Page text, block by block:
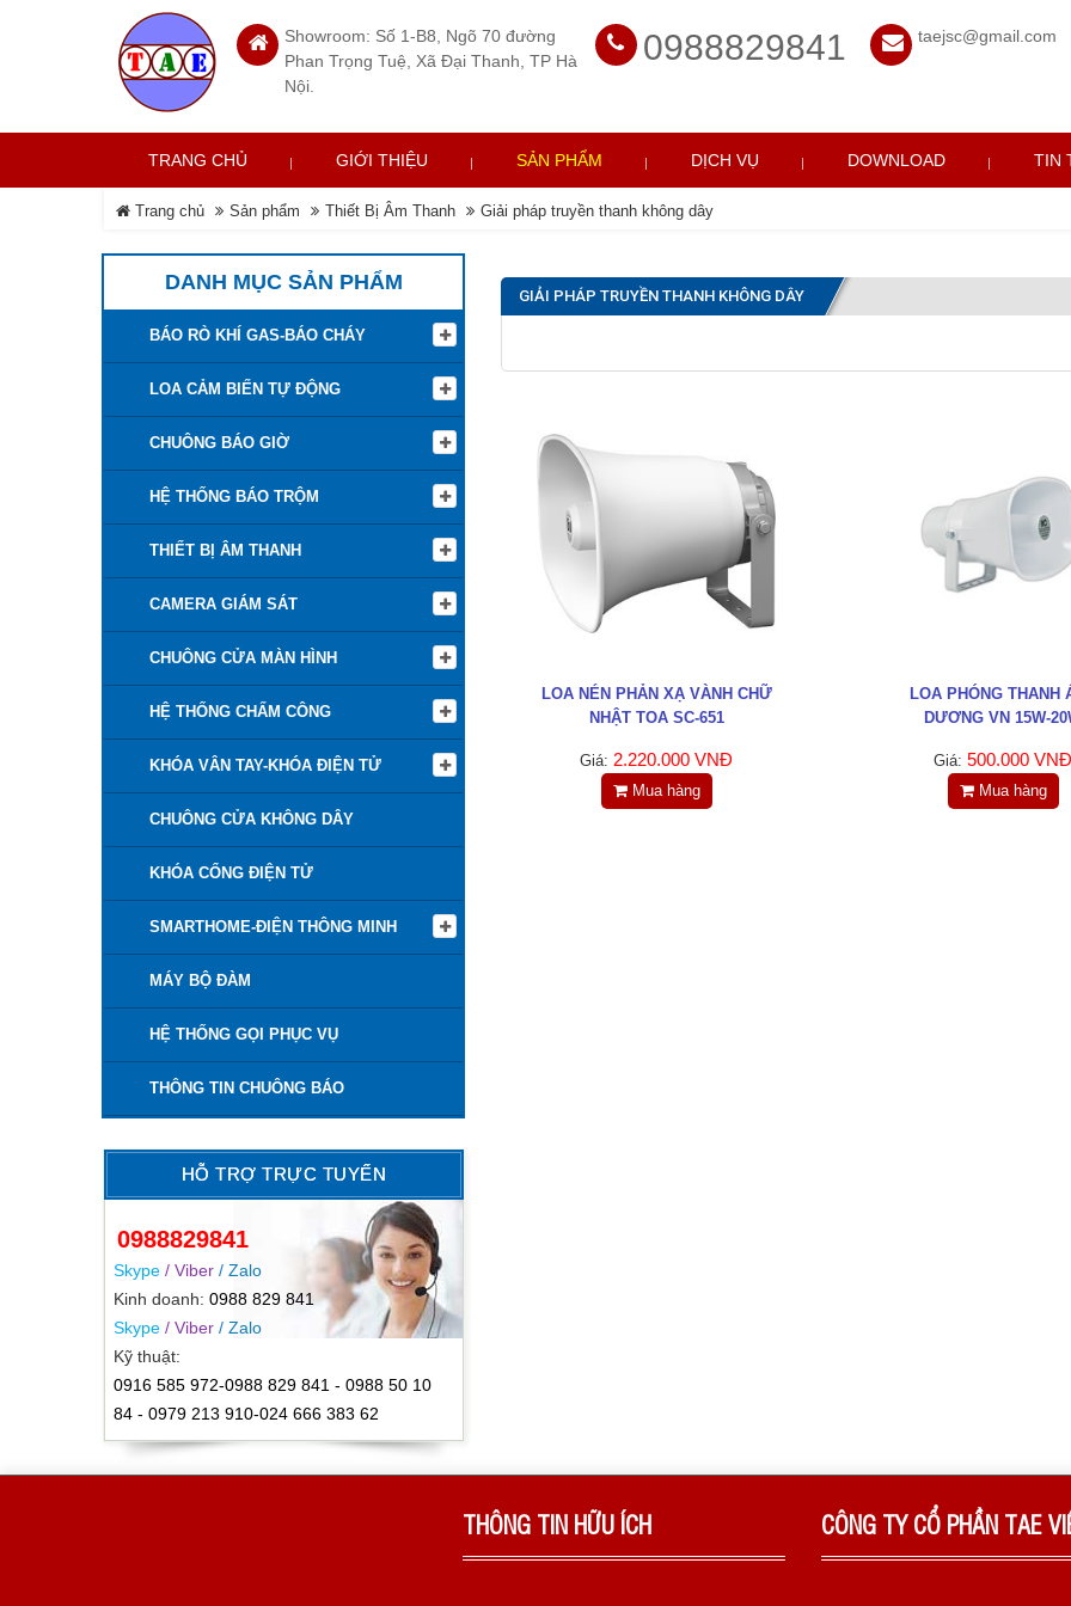
Showroom: Số 1-B8, Ngõ 70 đường
Phan Trọng Tuệ, Xã Đại Thanh, TP Hà
Nội.
0988829841 taejsc@gmail.com
TRANG CHỦ GIỚI THIỆU SẢN PHẨM DỊCH VỤ DOWNLOAD TIN
Trang chủ Sản phẩm Thiết Bị Âm Thanh Giải pháp truyền thanh không dây
DANH MỤC SẢN PHẨM
BÁO RÒ KHÍ GAS-BÁO CHÁY
LOA CẢM BIẾN TỰ ĐỘNG
CHUÔNG BÁO GIỜ
HỆ THỐNG BÁO TRỘM
THIẾT BỊ ÂM THANH
CAMERA GIÁM SÁT
CHUÔNG CỬA MÀN HÌNH
HỆ THỐNG CHẤM CÔNG
KHÓA VÂN TAY-KHÓA ĐIỆN TỬ
CHUÔNG CỬA KHÔNG DÂY
KHÓA CỔNG ĐIỆN TỬ
SMARTHOME-ĐIỆN THÔNG MINH
MÁY BỘ ĐÀM
HỆ THỐNG GỌI PHỤC VỤ
THÔNG TIN CHUÔNG BÁO
HỖ TRỢ TRỰC TUYẾN
0988829841
Skype / Viber / Zalo
Kinh doanh: 0988 829 841
Skype / Viber / Zalo
Kỹ thuật:
0916 585 972-0988 829 841 - 0988 50 10
84 - 0979 213 910-024 666 383 62
GIẢI PHÁP TRUYỀN THANH KHÔNG DÂY
LOA NÉN PHẢN XẠ VÀNH CHỮ
NHẬT TOA SC-651
Giá: 2.220.000 VNĐ
Mua hàng
LOA PHÓNG THANH
DƯƠNG VN 15W-
Giá: 500.000 VNĐ
Mua hàng
THÔNG TIN HỮU ÍCH CÔNG TY CỔ PHẦN TAE